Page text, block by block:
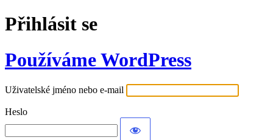
Přihlásit se
Používáme WordPress
Uživatelské jméno nebo e-mail
Heslo